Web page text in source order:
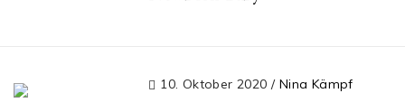
10. Oktober 2020 / Nina Kämpf